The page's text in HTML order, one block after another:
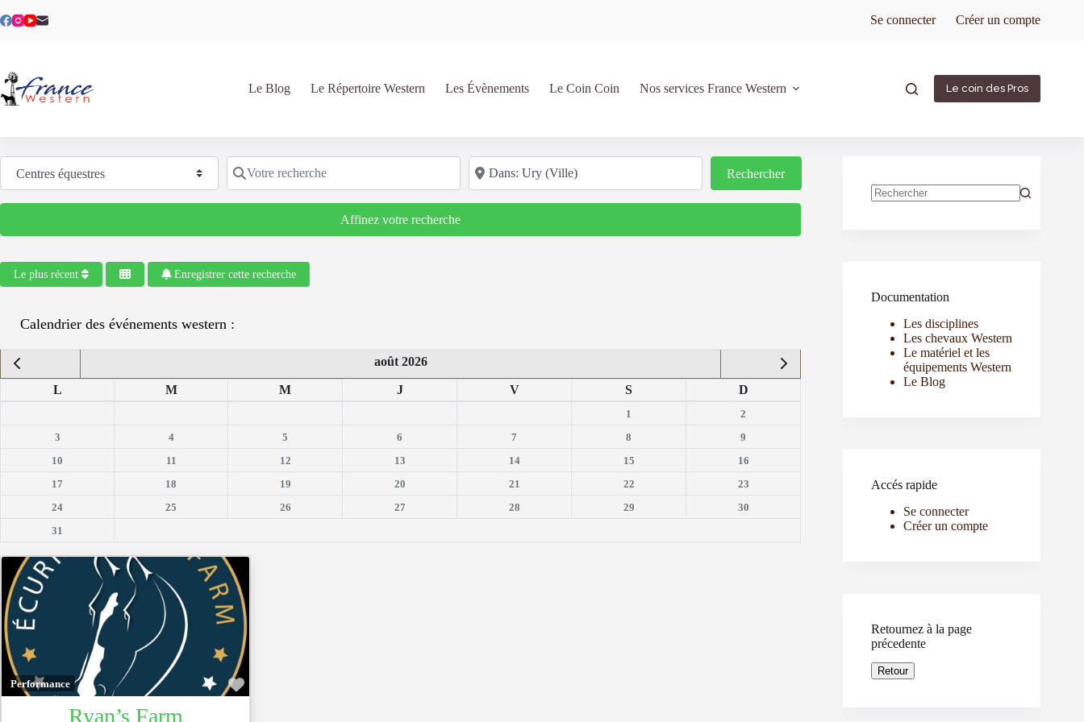
au
Se connecter Créer un compte
Le Blog Le Répertoire Western Les Évènements Le Coin Coin Nos services France Western Le coin des Pros
Sélectionnez le type de recherche Votre recherche Code postal/région/ville
RechercherRechercher
Affinez votre recherche
Le plus récent Enregistrer cette recherche
Calendrier des événements western :
août 2026
L M M J V S D
1
2
3
4 5 6 7 8
9
10
11 12 13 14 15
16
17
18 19 20 21 22
23
24
25 26 27 28 29
30
31
Performance Favoris
Ryan’s Farm
Documentation
Les disciplines
Les chevaux Western
Le matériel et les
équipements Western
Le Blog
Accés rapide
Se connecter
Créer un compte
Retournez à la page
précedente